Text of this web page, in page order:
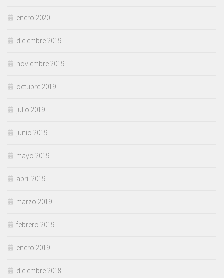
enero 2020
diciembre 2019
noviembre 2019
octubre 2019
julio 2019
junio 2019
mayo 2019
abril 2019
marzo 2019
febrero 2019
enero 2019
diciembre 2018